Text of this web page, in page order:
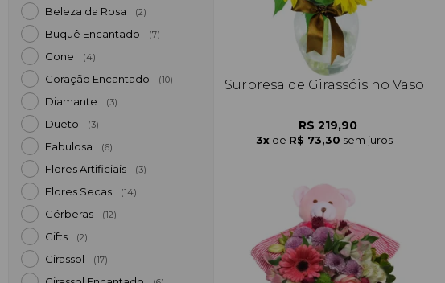
Beleza da Rosa (2)
Buquê Encantado (7)
Cone (4)
Coração Encantado (10)
Diamante (3)
Dueto (3)
Fabulosa (6)
Flores Artificiais (3)
Flores Secas (14)
Gérberas (12)
Gifts (2)
Girassol (17)
Surpresa de Girassóis no Vaso
R$ 219,90
3x de R$ 73,30 sem juros